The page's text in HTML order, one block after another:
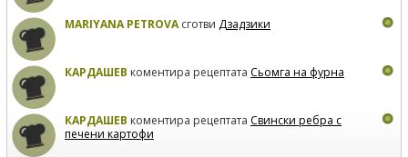
MARIYANA PETROVAсготви Дзадзики
КАРДАШЕВ коментира рецептата Сьомга на фурна
КАРДАШЕВ коментира рецептата Свински ребра с
печени картофи